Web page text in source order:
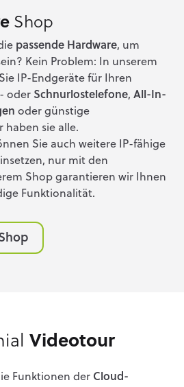
Shop
passende Hardware, um
Kein Problem: In unserem
IP-Endgeräte für Ihren
- oder Schnurlostelefone, All-In-
oder günstige
haben sie alle.
Sie auch weitere IP-fähige
nur mit den
Shop garantieren wir Ihnen
Funktionalität.
Videotour
Funktionen der Cloud-